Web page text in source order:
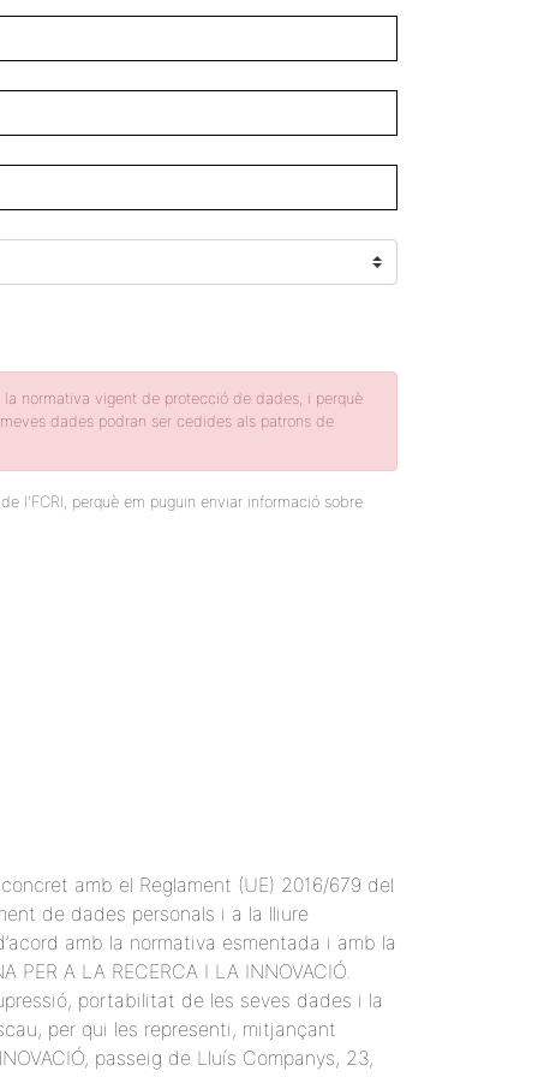
normativa vigent de protecció de dades, i perquè
dades podran ser cedides als patrons de
l'FCRI, perquè em puguin enviar informació sobre
amb el Reglament (UE) 2016/679 del
de dades personals i a la lliure
amb la normativa esmentada i amb la
A LA RECERCA I LA INNOVACIÓ.
portabilitat de les seves dades i la
per qui les representi, mitjançant
passeig de Lluís Companys, 23,